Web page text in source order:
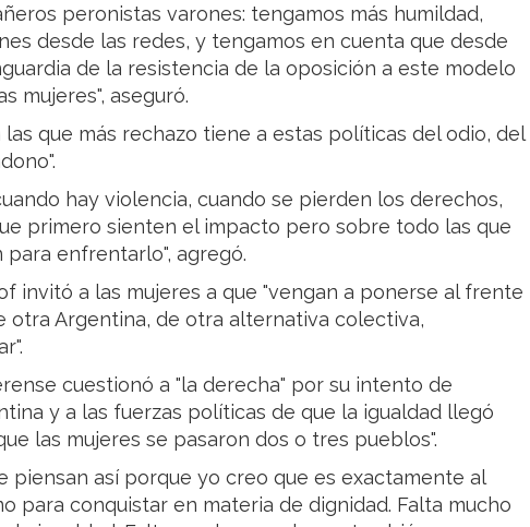
peronistas varones: tengamos más humildad,
desde las redes, y tengamos en cuenta que desde
de la resistencia de la oposición a este modelo
mujeres", aseguró.
las que más rechazo tiene a estas políticas del odio, del
hay violencia, cuando se pierden los derechos,
primero sienten el impacto pero sobre todo las que
enfrentarlo", agregó.
invitó a las mujeres a que "vengan a ponerse al frente
otra Argentina, de otra alternativa colectiva,
cuestionó a "la derecha" por su intento de
y a las fuerzas políticas de que la igualdad llegó
las mujeres se pasaron dos o tres pueblos".
piensan así porque yo creo que es exactamente al
para conquistar en materia de dignidad. Falta mucho